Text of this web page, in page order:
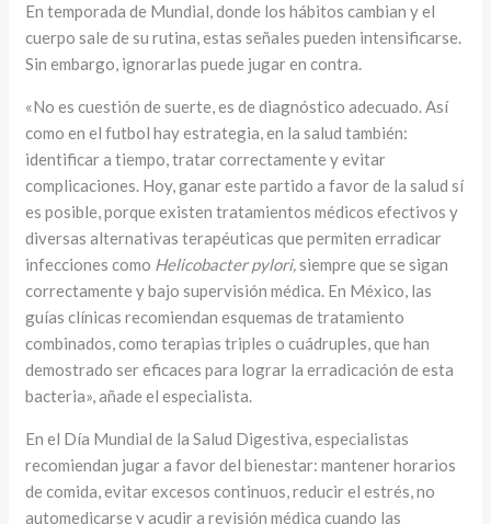
En temporada de Mundial, donde los hábitos cambian y el
cuerpo sale de su rutina, estas señales pueden intensificarse.
Sin embargo, ignorarlas puede jugar en contra.
«No es cuestión de suerte, es de diagnóstico adecuado. Así
como en el futbol hay estrategia, en la salud también:
identificar a tiempo, tratar correctamente y evitar
complicaciones. Hoy, ganar este partido a favor de la salud sí
es posible, porque existen tratamientos médicos efectivos y
diversas alternativas terapéuticas que permiten erradicar
infecciones como Helicobacter pylori,siempre que se sigan
correctamente y bajo supervisión médica. En México, las
guías clínicas recomiendan esquemas de tratamiento
combinados, como terapias triples o cuádruples, que han
demostrado ser eficaces para lograr la erradicación de esta
bacteria», añade el especialista.
En el Día Mundial de la Salud Digestiva, especialistas
recomiendan jugar a favor del bienestar: mantener horarios
de comida, evitar excesos continuos, reducir el estrés, no
automedicarse y acudir a revisión médica cuando las